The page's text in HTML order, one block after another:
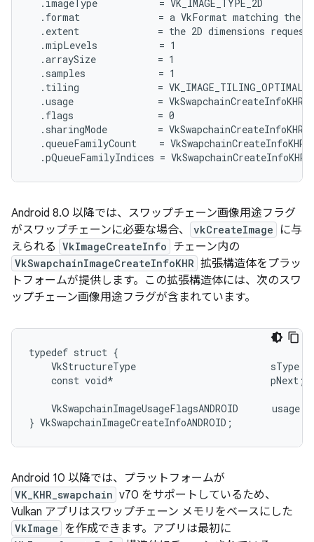
  .imageType           = VK_IMAGE_TYPE_2D
.format              = a VkFormat matching the
.extent              = the 2D dimensions
  .mipLevels           = 1
  .arraySize           = 1
  .samples             = 1
  .tiling              = VK_IMAGE_TILING_OPTIMAL
.usage               =
  .flags               = 0
.sharingMode         =
.queueFamilyCount    =
Android 8.0 以降では、スワップチェーン画像用途フラグ
がスワップチェーンに必要な場合、
vkCreateImage
に与
えられる VkImageCreateInfo チェーン内の
VkSwapchainImageCreateInfoKHR 拡張構造体をプラッ
トフォームが提供します。この拡張構造体には、次のスワ
ップチェーン画像用途フラグが含まれています。
typedef struct {
VkStructureType
    const void*                            pNext;
    VkSwapchainImageUsageFlagsANDROID      usage;
Android 10 以降では、プラットフォームが
VK_KHR_swapchain v70 をサポートしているため、
Vulkan アプリはスワップチェーン メモリをベースにした
VkImage を作成できます。アプリは最初に